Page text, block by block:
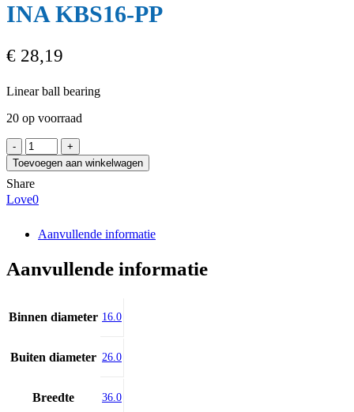
INA KBS16-PP
€ 28,19
Linear ball bearing
20 op voorraad
INA
KBS16-
PP
aantal
Toevoegen aan winkelwagen
Share
Love0
Aanvullende informatie
Aanvullende informatie
Binnen diameter 16.0
Buiten diameter 26.0
Breedte 36.0